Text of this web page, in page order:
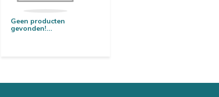
Geen producten
gevonden!...